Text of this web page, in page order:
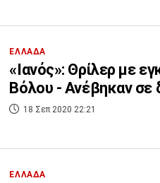
ΕΛΛΑΔΑ
«Ιανός»: Θρίλερ με
Βόλου - Ανέβηκαν σε
18 Σεπ 2020 22:21
ΕΛΛΑΔΑ